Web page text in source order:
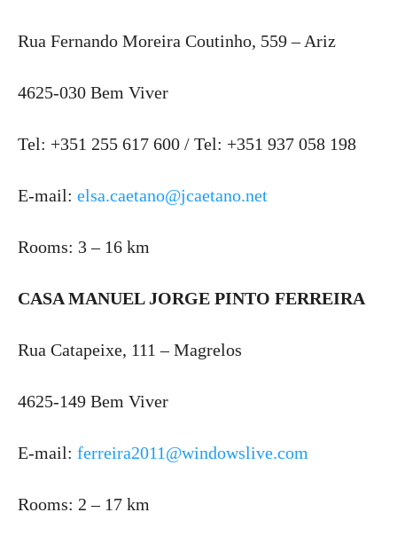
Rua Fernando Moreira Coutinho, 559 – Ariz
4625-030 Bem Viver
Tel: +351 255 617 600 / Tel: +351 937 058 198
E-mail: elsa.caetano@jcaetano.net
Rooms: 3 – 16 km
CASA MANUEL JORGE PINTO FERREIRA
Rua Catapeixe, 111 – Magrelos
4625-149 Bem Viver
E-mail: ferreira2011@windowslive.com
Rooms: 2 – 17 km